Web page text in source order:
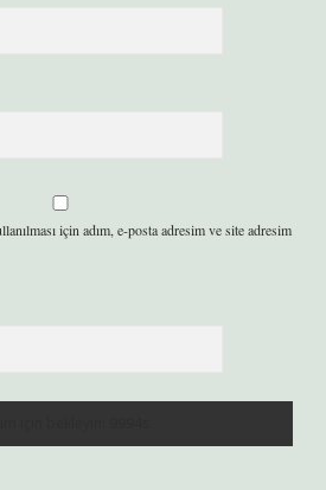
için adım, e-posta adresim ve site adresim